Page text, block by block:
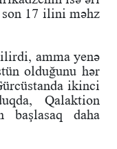
17 ilini məhz
amma yenə
olduğunu hər
ikinci
Qalaktion
başlasaq daha